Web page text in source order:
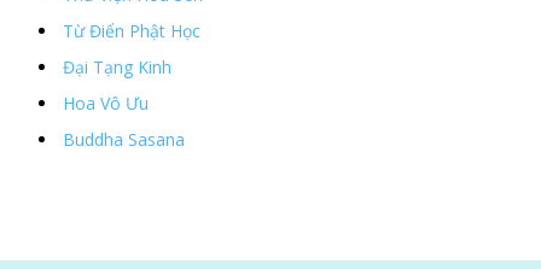
Từ Điển Phật Học
Đại Tạng Kinh
Hoa Vô Ưu
Buddha Sasana